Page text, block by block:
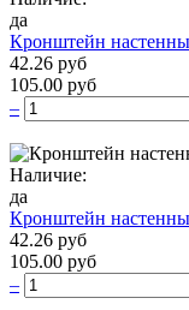
да
Кронштейн
42.26 руб
105.00 руб
–
Наличие:
да
Кронштейн
42.26 руб
105.00 руб
–